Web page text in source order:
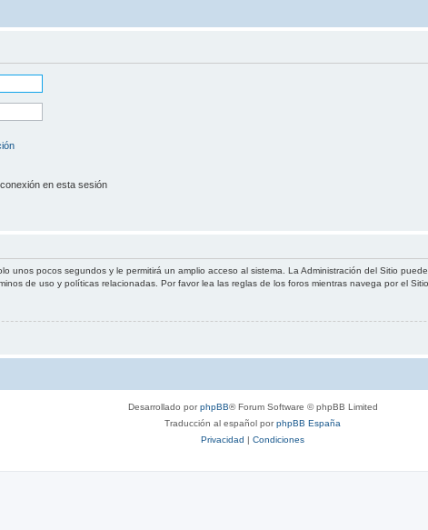
en esta sesión
unos pocos segundos y le permitirá un amplio acceso al sistema. La Administración del Sitio
de uso y políticas relacionadas. Por favor lea las reglas de los foros mientras navega por el Sitio.
Desarrollado porphpBB® Forum Software © phpBB Limited
Traducción al español porphpBB España
Privacidad | Condiciones